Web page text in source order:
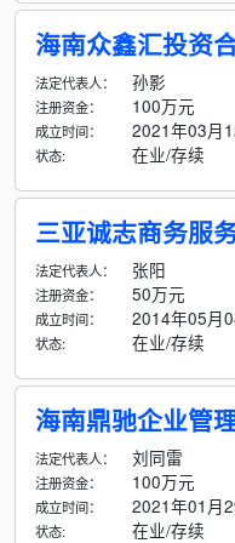
海南众鑫汇投资
法定代表人： 孙影
注册资金： 100万元
成立时间： 2021年03月
状态: 在业/存续
三亚诚志商务服
法定代表人： 张阳
注册资金： 50万元
成立时间： 2014年05月
状态: 在业/存续
海南鼎驰企业管
法定代表人： 刘同雷
注册资金： 100万元
成立时间： 2021年01月
状态: 在业/存续